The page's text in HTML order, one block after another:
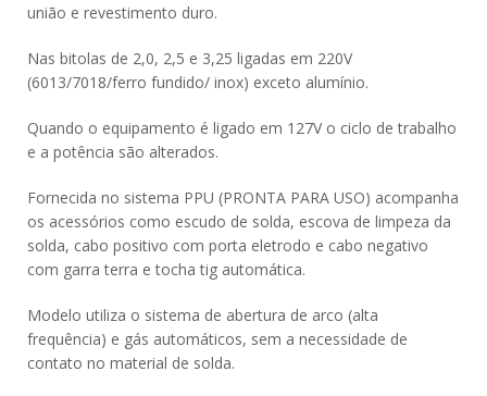
união e revestimento duro.
Nas bitolas de 2,0, 2,5 e 3,25 ligadas em 220V
(6013/7018/ferro fundido/ inox) exceto alumínio.
Quando o equipamento é ligado em 127V o ciclo de trabalho
e a potência são alterados.
Fornecida no sistema PPU (PRONTA PARA USO) acompanha
os acessórios como escudo de solda, escova de limpeza da
solda, cabo positivo com porta eletrodo e cabo negativo
com garra terra e tocha tig automática.
Modelo utiliza o sistema de abertura de arco (alta
frequência) e gás automáticos, sem a necessidade de
contato no material de solda.